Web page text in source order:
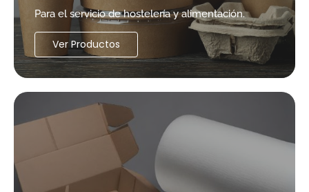
Para el servicio de hostelería y alimentación.
Ver Productos